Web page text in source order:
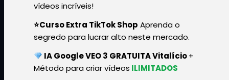
vídeos incríveis!
⭐Curso Extra TikTok Shop Aprenda o
segredo para lucrar alto neste mercado.
IA Google VEO 3 GRATUITA Vitalício+
Método para criar vídeos ILIMITADOS